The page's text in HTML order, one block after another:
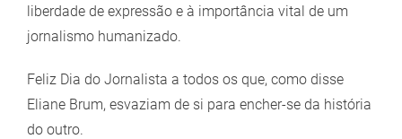
liberdade de expressão e à importância vital de um
jornalismo humanizado.
Feliz Dia do Jornalista a todos os que, como disse
Eliane Brum, esvaziam de si para encher-se da história
do outro.